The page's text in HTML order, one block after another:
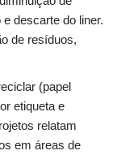
descarte do liner.
de resíduos,
(papel
etiqueta e
relatam
em áreas de